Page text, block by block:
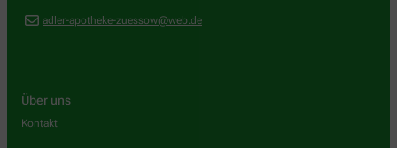
adler-apotheke-zuessow@web.de
Über uns
Kontakt